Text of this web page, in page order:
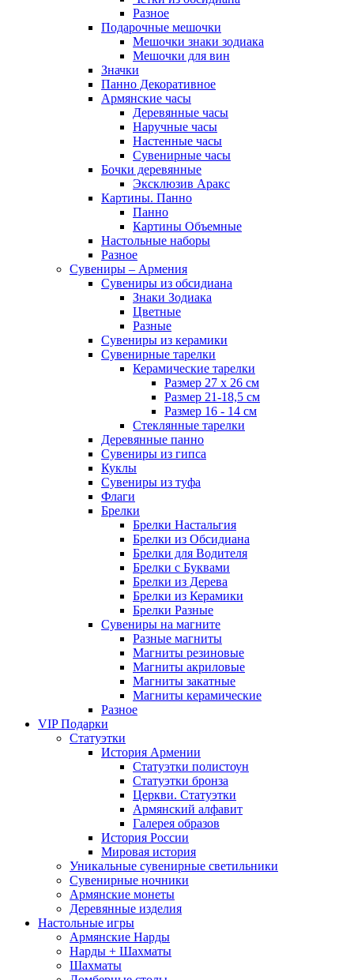
Разное
Подарочные мешочки
Мешочки знаки зодиака
Мешочки для вин
Значки
Панно Декоративное
Армянские часы
Деревянные часы
Наручные часы
Настенные часы
Сувенирные часы
Бочки деревянные
Эксклюзив Аракс
Картины. Панно
Панно
Картины Объемные
Настольные наборы
Разное
Сувениры – Армения
Сувениры из обсидиана
Знаки Зодиака
Цветные
Разные
Сувениры из керамики
Сувенирные тарелки
Керамические тарелки
Размер 27 х 26 см
Размер 21-18,5 см
Размер 16 - 14 см
Стеклянные тарелки
Деревянные панно
Сувениры из гипса
Куклы
Сувениры из туфа
Флаги
Брелки
Брелки Настальгия
Брелки из Обсидиана
Брелки для Водителя
Брелки с Буквами
Брелки из Дерева
Брелки из Керамики
Брелки Разные
Сувениры на магните
Разные магниты
Магниты резиновые
Магниты акриловые
Магниты закатные
Магниты керамические
Разное
VIP Подарки
Статуэтки
История Армении
Статуэтки полистоун
Статуэтки бронза
Церкви. Статуэтки
Армянский алфавит
Галерея образов
История России
Мировая история
Уникальные сувенирные светильники
Сувенирные ночники
Армянские монеты
Деревянные изделия
Настольные игры
Армянские Нарды
Нарды + Шахматы
Шахматы